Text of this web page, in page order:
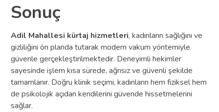
Sonuç
Adil Mahallesi kürtaj hizmetleri, kadınların sağlığını ve
gizliliğini ön planda tutarak modern vakum yöntemiyle
güvenle gerçekleştirilmektedir. Deneyimli hekimler
sayesinde işlem kısa sürede, ağrısız ve güvenli şekilde
tamamlanır. Doğru klinik seçimi, kadınların hem fiziksel hem
de psikolojik açıdan kendilerini güvende hissetmelerini
sağlar.